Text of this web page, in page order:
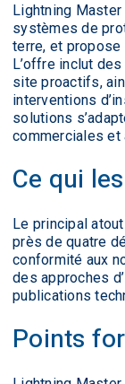
Lightning
systèmes de
terre, et
L’offre inclut
site proactifs,
interventions
solutions
commerciales
Ce qui
Le principal
près de quatre
conformité aux
des approches
publications
Points